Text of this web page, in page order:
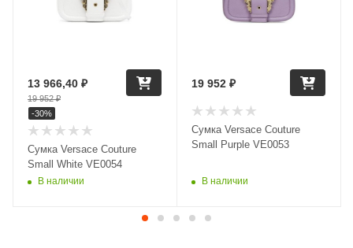
Сумка Versace Couture
Small White VE0054
В наличии
13 966,40 ₽
19 952₽
-30%
Сумка Versace Couture
Small Purple VE0053
В наличии
19 952 ₽